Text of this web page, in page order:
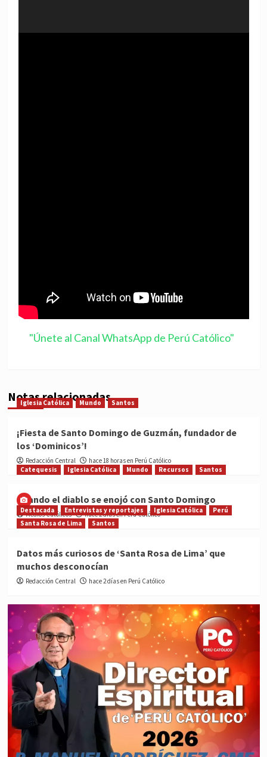
"Únete al Canal WhatsApp de Perú Católico"
Notas relacionadas
Iglesia Católica Mundo Santos
¡Fiesta de Santo Domingo de Guzmán, fundador de
los ‘Dominicos’!
Redacción Central
hace 18 horas en Perú Católico
Catequesis
Iglesia Católica Mundo Recursos Santos
Cuando el diablo se enojó con Santo Domingo
Medios Católicos hace 2 días en Perú Católico
Destacada Entrevistas y reportajes Iglesia Católica
Perú
Santa Rosa de Lima
Santos
Datos más curiosos de ‘Santa Rosa de Lima’ que
muchos desconocían
Redacción Central hace 2 días en Perú Católico